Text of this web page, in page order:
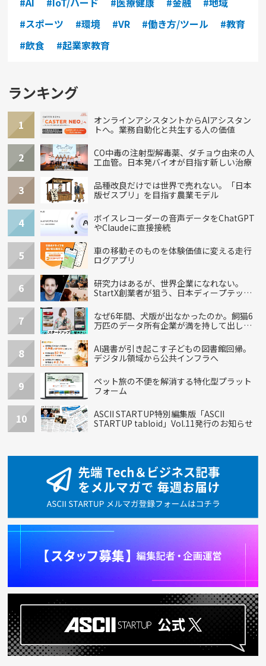
#スポーツ
#環境 #VR #働き方/ツール
#教育
#飲食
#起業家教育
ランキング
1
オンラインアシスタントからAIアシスタン
トへ。業務自動化と共生する人の価値
2
CO中毒の注射型解毒薬、ダチョウ由来の人
工血管。日本発バイオが目指す新しい治療
3
品種改良だけでは世界で売れない。「日本
版ゼスプリ」を目指す農業モデル
4
ボイスレコーダーの音声データをChatGPT
やClaudeに直接接続
5
車の移動そのものを体験価値に変える走行
ログアプリ
6
研究力はあるが、世界企業になれない。
StartX創業者が狙う、日本ディープテック
7
なぜ6年間、犬版が出なかったのか。飼猫6
万匹のデータ所有企業が満を持して出し
8
AI選書が引き起こす子どもの図書館回帰。
デジタル領域から公共インフラへ
9
ペット旅の不便を解消する特化型プラット
フォーム
10
ASCII STARTUP特別編集版「ASCII
STARTUP tabloid」Vol.11発行のお知らせ